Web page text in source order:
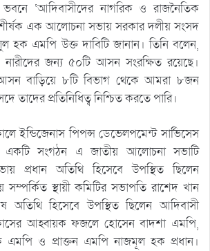
ভবনে ‘আদিবাসীদের নাগরিক ও রাজনৈতিক
শীর্ষক এক আলোচনা সভায় সরকার দলীয় সংসদ
এমপি উক্ত দাবিটি জানান। তিনি বলেন,
জন্য ৫০টি আসন সংরক্ষিত রয়েছে।
বাড়িয়ে ৮টি বিভাগ থেকে আমরা ৮জন
তাদের প্রতিনিধিত্ব নিশ্চিত করতে পারি।
ইন্ডিজেনাস পিপল্স ডেভেলপমেন্ট সার্ভিসেস
একটি সংগঠন এ জাতীয় আলোচনা সভাটি
প্রধান অতিথি হিসেবে উপস্থিত ছিলেন
সম্পর্কিত স্থায়ী কমিটির সভাপতি রাশেদ খান
অতিথি হিসেবে উপস্থিত ছিলেন আদিবাসী
আহ্বায়ক ফজলে হোসেন বাদশা এমপি,
ও প্রাক্তন এমপি নাজমূল হক প্রধান।